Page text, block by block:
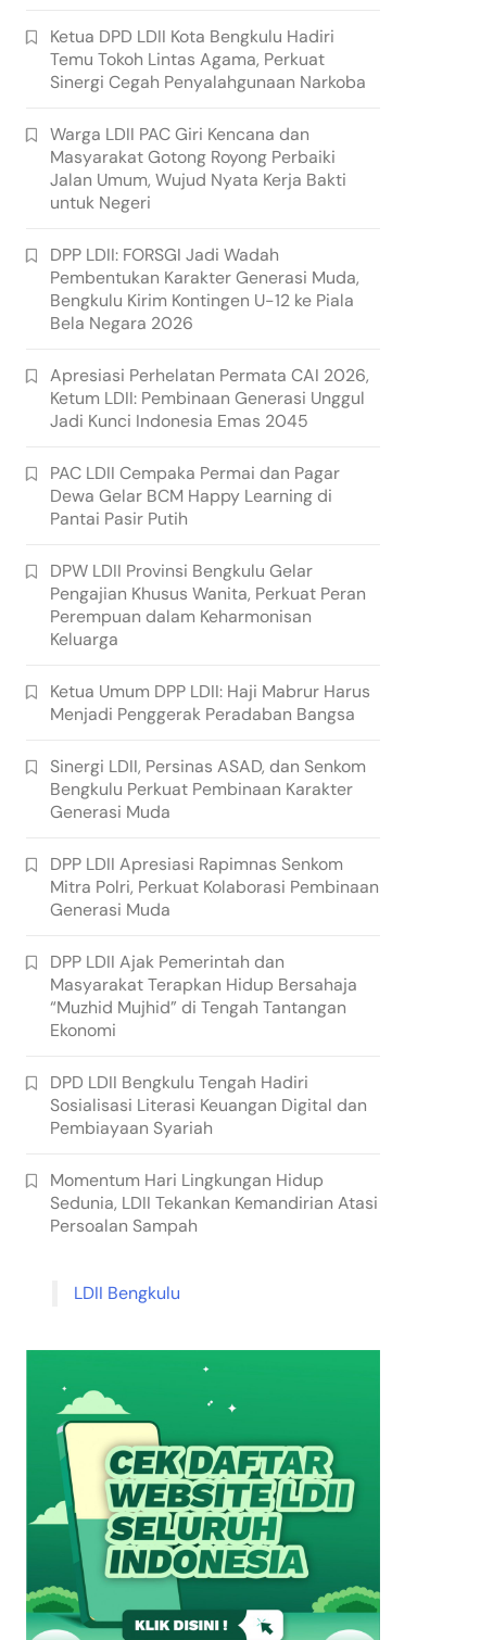
Ketua DPD LDII Kota Bengkulu Hadiri
Temu Tokoh Lintas Agama, Perkuat
Sinergi Cegah Penyalahgunaan Narkoba
Warga LDII PAC Giri Kencana dan
Masyarakat Gotong Royong Perbaiki
Jalan Umum, Wujud Nyata Kerja Bakti
untuk Negeri
DPP LDII: FORSGI Jadi Wadah
Pembentukan Karakter Generasi Muda,
Bengkulu Kirim Kontingen U-12 ke Piala
Bela Negara 2026
Apresiasi Perhelatan Permata CAI 2026,
Ketum LDII: Pembinaan Generasi Unggul
Jadi Kunci Indonesia Emas 2045
PAC LDII Cempaka Permai dan Pagar
Dewa Gelar BCM Happy Learning di
Pantai Pasir Putih
DPW LDII Provinsi Bengkulu Gelar
Pengajian Khusus Wanita, Perkuat Peran
Perempuan dalam Keharmonisan
Keluarga
Ketua Umum DPP LDII: Haji Mabrur Harus
Menjadi Penggerak Peradaban Bangsa
Sinergi LDII, Persinas ASAD, dan Senkom
Bengkulu Perkuat Pembinaan Karakter
Generasi Muda
DPP LDII Apresiasi Rapimnas Senkom
Mitra Polri, Perkuat Kolaborasi Pembinaan
Generasi Muda
DPP LDII Ajak Pemerintah dan
Masyarakat Terapkan Hidup Bersahaja
“Muzhid Mujhid” di Tengah Tantangan
Ekonomi
DPD LDII Bengkulu Tengah Hadiri
Sosialisasi Literasi Keuangan Digital dan
Pembiayaan Syariah
Momentum Hari Lingkungan Hidup
Sedunia, LDII Tekankan Kemandirian Atasi
Persoalan Sampah
LDII Bengkulu